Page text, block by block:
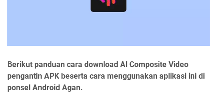
Berikut panduan cara download Al Composite Video
pengantin APK beserta cara menggunakan aplikasi ini di
ponsel Android Agan.